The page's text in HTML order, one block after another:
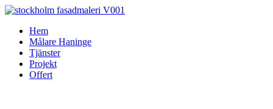
Skip
contentHem
Målare Haninge
Tjänster
Projekt
Offert